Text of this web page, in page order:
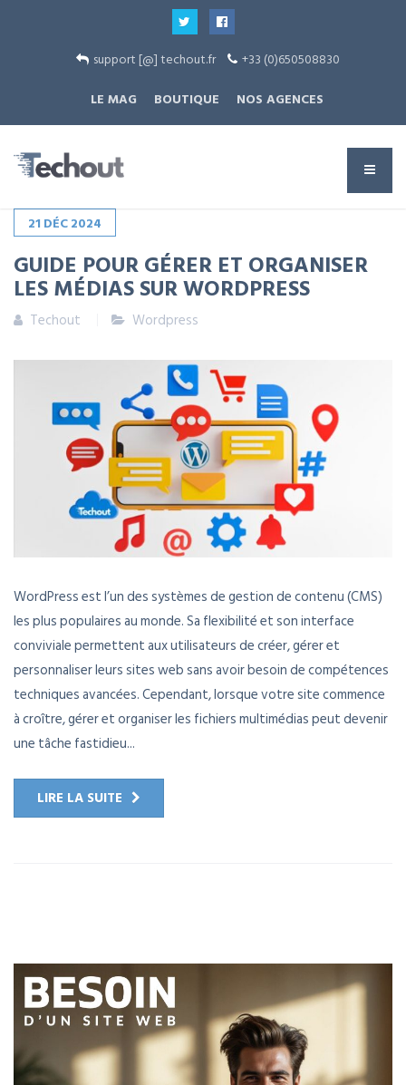
support [@] techout.fr
+33 (0)650508830
LE MAG
BOUTIQUE NOS AGENCES
21 DÉC2024
GUIDE POUR GÉRER ET ORGANISER
LES MÉDIAS SUR WORDPRESS
Techout Wordpress
WordPress est l’un des systèmes de gestion de contenu (CMS)
les plus populaires au monde. Sa flexibilité et son interface
conviviale permettent aux utilisateurs de créer, gérer et
personnaliser leurs sites web sans avoir besoin de compétences
techniques avancées. Cependant, lorsque votre site commence
à croître, gérer et organiser les fichiers multimédias peut devenir
une tâche fastidieu...
LIRE LA SUITE